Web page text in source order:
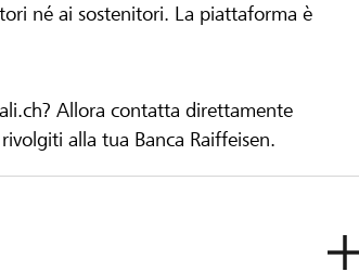
né ai sostenitori. La piattaforma è
Allora contatta direttamente
alla tua Banca Raiffeisen.